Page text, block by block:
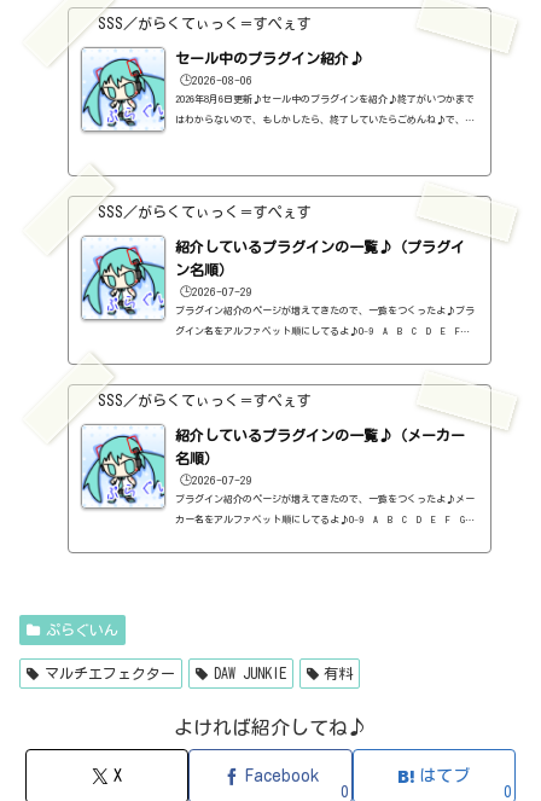
SSS／がらくてぃっく＝すぺぇす
セール中のプラグイン紹介♪
🕒️2026-08-06
2026年8月6日更新♪セール中のプラグインを紹介♪終了がいつかまで
はわからないので、もしかしたら、終了していたらごめんね♪で、相
（ADPTR AUDIO）定価：140ドル → 49.99ドル（Plugin Allianceさ
ん）SCULPT（ADPTR AUDIO）定価：150ドル → 49.99ドル（Plugin Al
lianceさん）...
SSS／がらくてぃっく＝すぺぇす
紹介しているプラグインの一覧♪（プラグイ
ン名順）
🕒️2026-07-29
プラグイン紹介のページが増えてきたので、一覧をつくったよ♪プラ
グイン名をアルファベット順にしてるよ♪0-9 A B C D E F G
料）2B DELAYED CLASSIC（2B Played Music・ディレイ・有料）2B RE
VERBED（2B Played Music・リバーブ・有料）2B Shaped Filter（2
B Played Music・フィルタープラグイン・有料）3-Band EQ（Kilohe
arts・EQ・無料）40'S VERY OWN DRUMS（NATIVE INSTRUMENTS・ドラ
ム...
SSS／がらくてぃっく＝すぺぇす
紹介しているプラグインの一覧♪（メーカー
名順）
🕒️2026-07-29
プラグイン紹介のページが増えてきたので、一覧をつくったよ♪メー
カー名をアルファベット順にしてるよ♪0-9 A B C D E F G
ップ...
ぷらぐいん
マルチエフェクター DAW JUNKIE 有料
よければ紹介してね♪
X Facebook
0
はてブ
0